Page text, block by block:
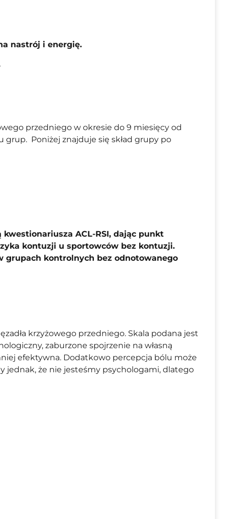
nastrój i energię.
przedniego w okresie do 9 miesięcy od
Poniżej znajduje się skład grupy po
ACL-RSI, dając punkt
kontuzji u sportowców bez kontuzji.
grupach kontrolnych bez odnotowanego
krzyżowego przedniego. Skala podana jest
zaburzone spojrzenie na własną
efektywna. Dodatkowo percepcja bólu może
jednak, że nie jesteśmy psychologami, dlatego